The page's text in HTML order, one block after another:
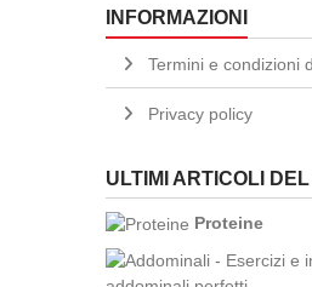
INFORMAZIONI
Termini e condizioni
Privacy policy
ULTIMI ARTICOLI
Proteine